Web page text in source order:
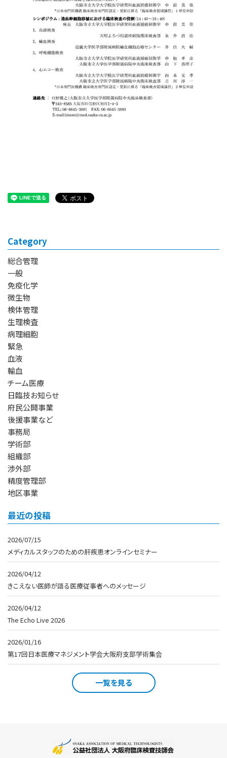
Category
総合管理
一般
免疫化学
微生物
検体管理
生理検査
病理細胞
緊急
血液
輸血
チーム医療
日臨技お知らせ
府民公開事業
後援事業など
事務局
学術部
組織部
渉外部
精度管理部
地区事業
最近の投稿
2026/07/15
メディカルスタッフのための肝疾患オンラインセミナー
2026/04/12
きこえない医師が語る医療従事者へのメッセージ
2026/04/12
The Echo Live 2026
2026/01/16
第17回日本医療マネジメント学会大阪府支部学術集会
一覧を見る